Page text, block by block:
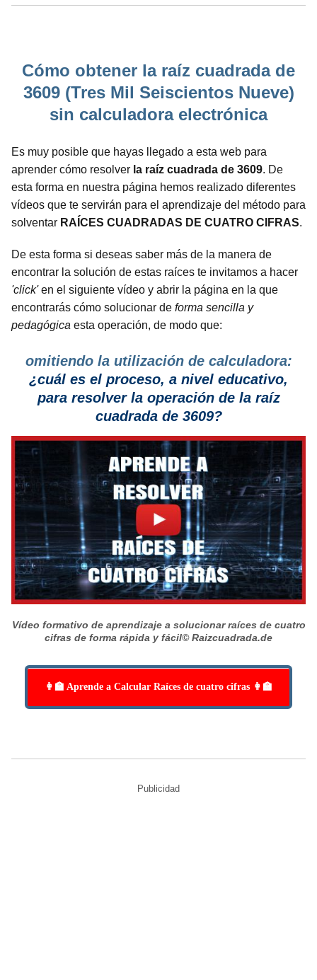
Cómo obtener la raíz cuadrada de
3609 (Tres Mil Seiscientos Nueve)
sin calculadora electrónica
Es muy posible que hayas llegado a esta web para
aprender cómo resolver la raíz cuadrada de 3609. De
esta forma en nuestra página hemos realizado diferentes
vídeos que te servirán para el aprendizaje del método para
solventar RAÍCES CUADRADAS DE CUATRO CIFRAS.
De esta forma si deseas saber más de la manera de
encontrar la solución de estas raíces te invitamos a hacer
'click'en el siguiente vídeo y abrir la página en la que
encontrarás cómo solucionar de forma sencilla y
pedagógica esta operación, de modo que:
omitiendo la utilización de calculadora:
¿cuál es el proceso, a nivel educativo,
para resolver la operación de la raíz
cuadrada de 3609?
Vídeo formativo de aprendizaje a solucionar raíces de cuatro
cifras de forma rápida y fácil© Raizcuadrada.de
👩‍🏫 Aprende a Calcular Raíces de cuatro cifras 👩‍🏫
Publicidad